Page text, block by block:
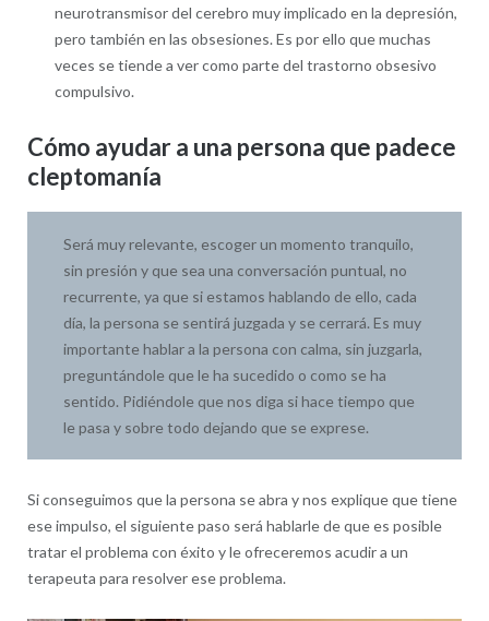
neurotransmisor del cerebro muy implicado en la depresión,
pero también en las obsesiones. Es por ello que muchas
veces se tiende a ver como parte del trastorno obsesivo
compulsivo.
Cómo ayudar a una persona que padece
cleptomanía
Será muy relevante, escoger un momento tranquilo,
sin presión y que sea una conversación puntual, no
recurrente, ya que si estamos hablando de ello, cada
día, la persona se sentirá juzgada y se cerrará. Es muy
importante hablar a la persona con calma, sin juzgarla,
preguntándole que le ha sucedido o como se ha
sentido. Pidiéndole que nos diga si hace tiempo que
le pasa y sobre todo dejando que se exprese.
Si conseguimos que la persona se abra y nos explique que tiene
ese impulso, el siguiente paso será hablarle de que es posible
tratar el problema con éxito y le ofreceremos acudir a un
terapeuta para resolver ese problema.